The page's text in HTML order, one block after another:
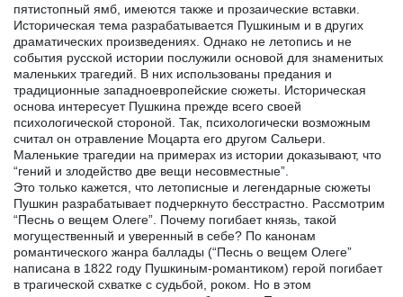
пятистопный ямб, имеются также и прозаические вставки.
Историческая тема разрабатывается Пушкиным и в других
драматических произведениях. Однако не летопись и не
события русской истории послужили основой для знаменитых
маленьких трагедий. В них использованы предания и
традиционные западноевропейские сюжеты. Историческая
основа интересует Пушкина прежде всего своей
психологической стороной. Так, психологически возможным
считал он отравление Моцарта его другом Сальери.
Маленькие трагедии на примерах из истории доказывают, что
“гений и злодейство две вещи несовместные”.
Это только кажется, что летописные и легендарные сюжеты
Пушкин разрабатывает подчеркнуто бесстрастно. Рассмотрим
“Песнь о вещем Олеге”. Почему погибает князь, такой
могущественный и уверенный в себе? По канонам
романтического жанра баллады (“Песнь о вещем Олеге”
написана в 1822 году Пушкиным-романтиком) герой погибает
в трагической схватке с судьбой, роком. Но в этом